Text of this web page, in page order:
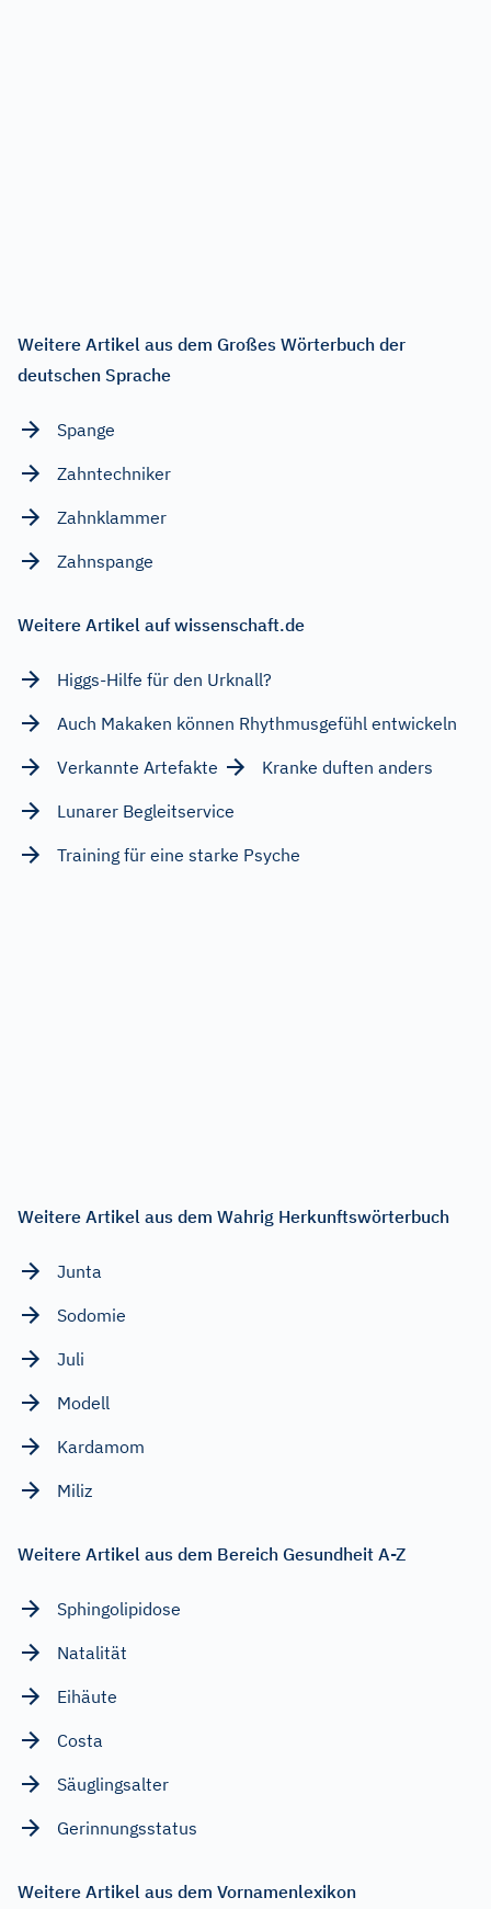
Weitere Artikel aus dem Großes Wörterbuch der
deutschen Sprache
Spange
Zahntechniker
Zahnklammer
Zahnspange
Weitere Artikel auf wissenschaft.de
Higgs-Hilfe für den Urknall?
Auch Makaken können Rhythmusgefühl entwickeln
Verkannte Artefakte
Kranke duften anders
Lunarer Begleitservice
Training für eine starke Psyche
Weitere Artikel aus dem Wahrig Herkunftswörterbuch
Junta
Sodomie
Juli
Modell
Kardamom
Miliz
Weitere Artikel aus dem Bereich Gesundheit A-Z
Sphingolipidose
Natalität
Eihäute
Costa
Säuglingsalter
Gerinnungsstatus
Weitere Artikel aus dem Vornamenlexikon